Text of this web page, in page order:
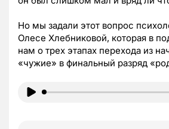
Но мы задали этот вопрос
Олесе Хлебниковой, которая в
нам о трех этапах перехода из
«чужие» в финальный разряд